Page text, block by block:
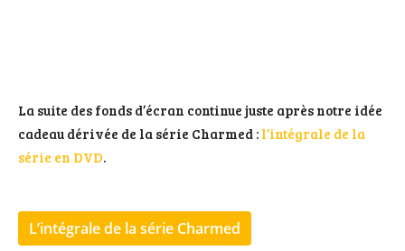
La suite des fonds d’écran continue juste après notre idée
cadeau dérivée de la série Charmed : l’intégrale de la
série en DVD.
L’intégrale de la série Charmed